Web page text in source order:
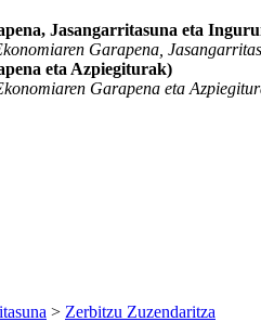
Jasangarritasuna eta
Garapena,
eta Azpiegiturak)
Garapena eta
> Zerbitzu Zuzendaritza